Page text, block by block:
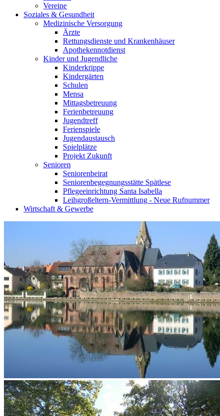
Vereine
Soziales & Gesundheit
Medizinische Versorgung
Ärzte
Rettungsdienste und Krankenhäuser
Apothekennotdienst
Kinder und Jugendliche
Kinderkrippe
Kindergärten
Schulen
Mensa
Mittagsbetreuung
Ferienbetreuung
Jugendtreff
Ferienspiele
Jugendaustausch
Spielplätze
Projekt Zukunft
Senioren
Seniorenbeirat
Seniorenbegegnungsstätte Spätlese
Pflegeeinrichtung Santa Isabella
Leihgroßeltern-Vermittlung - Neue Rufnummer
Wirtschaft & Gewerbe